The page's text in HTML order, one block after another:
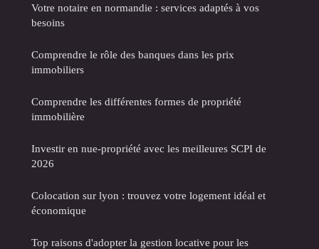
Votre notaire en normandie : services adaptés à vos
besoins
Comprendre le rôle des banques dans les prix
immobiliers
Comprendre les différentes formes de propriété
immobilière
Investir en nue-propriété avec les meilleures SCPI de
2026
Colocation sur lyon : trouvez votre logement idéal et
économique
Top raisons d'adopter la gestion locative pour les